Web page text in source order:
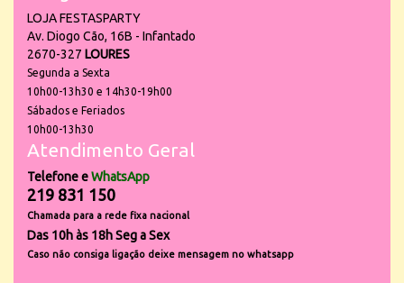
LOJA FESTASPARTY
Av. Diogo Cão, 16B - Infantado
2670-327 LOURES
Segunda a Sexta
10h00-13h30 e 14h30-19h00
Sábados e Feriados
10h00-13h30
Atendimento Geral
Telefone eWhatsApp
219 831 150
Chamada para a rede fixa nacional
Das 10h às 18h Seg a Sex
Caso não consiga ligação deixe mensagem no whatsapp